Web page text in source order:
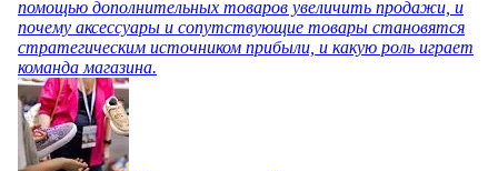
помощью дополнительных товаров увеличить продажи, и
почему аксессуары и сопутствующие товары становятся
стратегическим источником прибыли, и какую роль играет
команда магазина.